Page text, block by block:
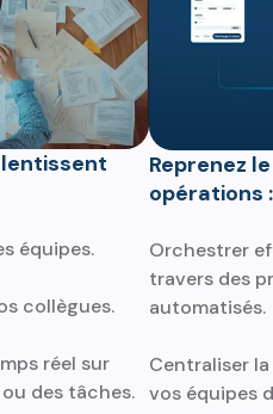
équipes.
collègues.
réel sur
des tâches.
Reprenez
opérations :
Orchestrer
travers des
automatisés.
Centraliser
vos équipes